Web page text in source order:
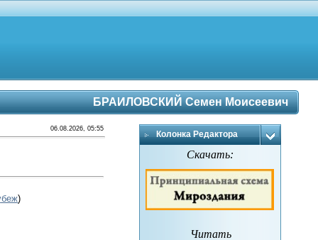
БРАИЛОВСКИЙ Семен Моисеевич
06.08.2026, 05:55
)
Колонка Редактора
Скачать:
Читать